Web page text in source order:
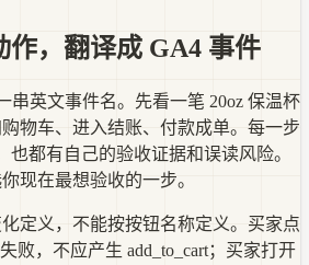
作，翻译成 GA4 事件
串英文事件名。先看一笔 20oz 保温杯
物车、进入结账、付款成单。每一步
也都有自己的验收证据和误读风险。
现在最想验收的一步。
定义，不能按按钮名称定义。买家点
败，不应产生 add_to_cart；买家打开